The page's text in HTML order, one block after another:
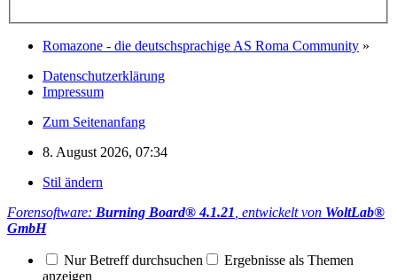
Romazone - die deutschsprachige AS Roma Community »
Datenschutzerklärung
Impressum
Zum Seitenanfang
8. August 2026, 07:34
Stil ändern
Forensoftware: Burning Board® 4.1.21, entwickelt von WoltLab®
GmbH
Nur Betreff durchsuchen
Ergebnisse als Themen
anzeigen